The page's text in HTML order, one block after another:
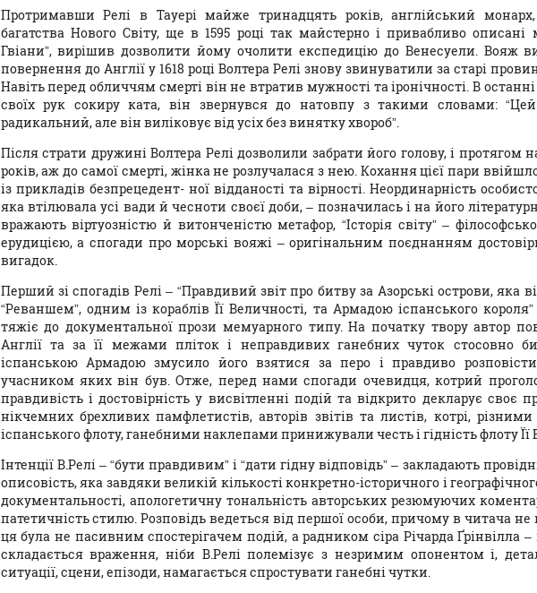
Протримавши Релі в Тауері майже тринадцять років, англійський
багатства Нового Світу, ще в 1595 році так майстерно і привабливо описані
Гвіани”, вирішив дозволити йому очолити експедицію до Венесуели. Вояж
повернення до Англії у 1618 році Волтера Релі знову звинуватили за старі
Навіть перед обличчям смерті він не втратив мужності та іронічності. В
своїх рук сокиру ката, він звернувся до натовпу з такими словами:
радикальний, але він виліковує від усіх без винятку хвороб”.
Після страти дружині Волтера Релі дозволили забрати його голову, і протягом
років, аж до самої смерті, жінка не розлучалася з нею. Кохання цієї пари
із прикладів безпрецедент- ної відданості та вірності. Неординарність
яка втілювала усі вади й чесноти своєї доби, – позначилась і на його
вражають віртуозністю й витонченістю метафор, “Історія світу” –
ерудицією, а спогади про морські вояжі – оригінальним поєднанням
вигадок.
Перший зі спогадів Релі – “Правдивий звіт про битву за Азорські острови, яка
“Реваншем”, одним із кораблів Її Величності, та Армадою іспанського
тяжіє до документальної прози мемуарного типу. На початку твору автор
Англії та за її межами пліток і неправдивих ганебних чуток стосовно
іспанською Армадою змусило його взятися за перо і правдиво
учасником яких він був. Отже, перед нами спогади очевидця, котрий
правдивість і достовірність у висвітленні подій та відкрито декларує своє
нікчемних брехливих памфлетистів, авторів звітів та листів, котрі,
іспанського флоту, ганебними наклепами принижували честь і гідність флоту Її
Інтенції В.Релі – “бути правдивим” і “дати гідну відповідь” – закладають
описовість, яка завдяки великій кількості конкретно-історичного і
документальності, апологетичну тональність авторських резюмуючих
патетичність стилю. Розповідь ведеться від першої особи, причому в читача
ця була не пасивним спостерігачем подій, а радником сіра Річарда Ґрінвілла –
складається враження, ніби В.Релі полемізує з незримим опонентом і,
ситуації, сцени, епізоди, намагається спростувати ганебні чутки.